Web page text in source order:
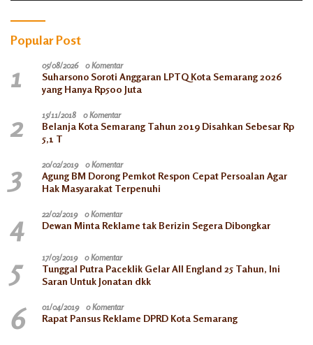
Popular Post
1 05/08/2026 0 Komentar
Suharsono Soroti Anggaran LPTQ Kota Semarang 2026
yang Hanya Rp500 Juta
2 15/11/2018 0 Komentar
Belanja Kota Semarang Tahun 2019 Disahkan Sebesar Rp
5,1 T
3 20/02/2019 0 Komentar
Agung BM Dorong Pemkot Respon Cepat Persoalan Agar
Hak Masyarakat Terpenuhi
4 22/02/2019 0 Komentar
Dewan Minta Reklame tak Berizin Segera Dibongkar
5 17/03/2019 0 Komentar
Tunggal Putra Paceklik Gelar All England 25 Tahun, Ini
Saran Untuk Jonatan dkk
6 01/04/2019 0 Komentar
Rapat Pansus Reklame DPRD Kota Semarang